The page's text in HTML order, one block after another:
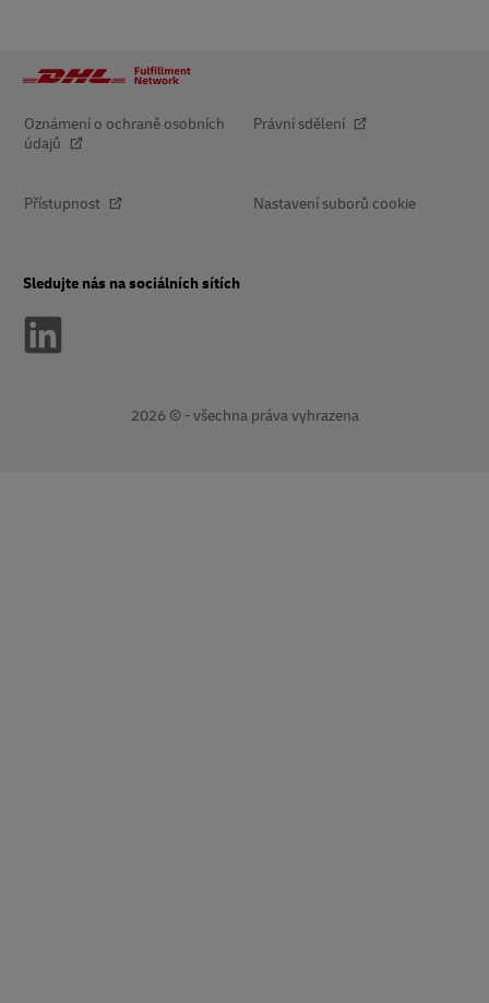
Oznámení o ochraně osobních
údajů
Právní sdělení
Přístupnost Nastavení suborů cookie
Sledujte nás na sociálních sítích
2026 © - všechna práva vyhrazena